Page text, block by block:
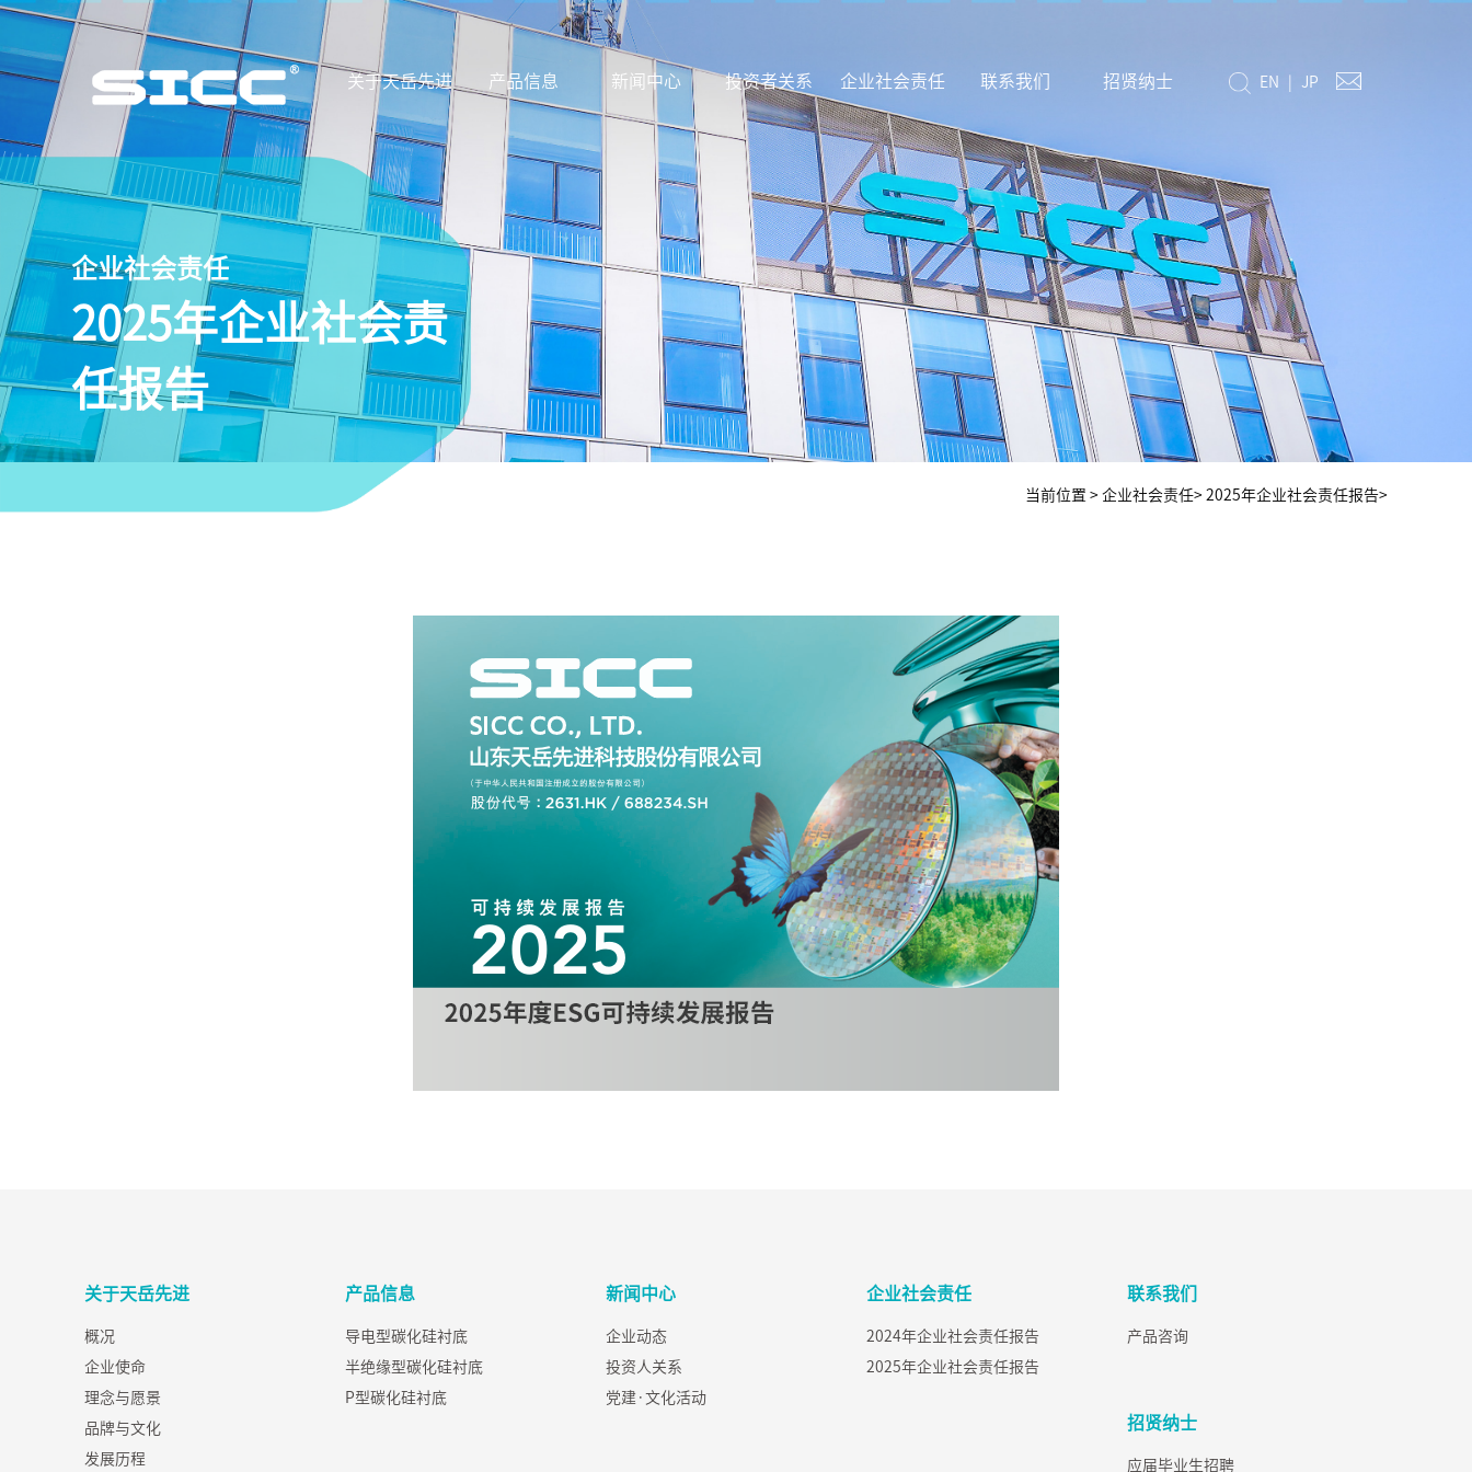
EN JP
关于天岳先进 产品信息 新闻中心 投资者关系 企业社会责任 联系我们 招贤纳士
企业社会责任
2025年企业社会责
任报告
当前位置 > 企业社会责任> 2025年企业社会责任报告>
关于天岳先进
概况
企业使命
理念与愿景
品牌与文化
发展历程
产品信息
导电型碳化硅衬底
半绝缘型碳化硅衬底
P型碳化硅衬底
新闻中心
企业动态
投资人关系
党建·文化活动
企业社会责任
2024年企业社会责任报告
2025年企业社会责任报告
联系我们
产品咨询
招贤纳士
应届毕业生招聘